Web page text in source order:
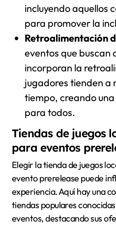
incluyendo aquellos
para promover la
Retroalimentación
eventos que buscan
incorporan la
jugadores tienden a
tiempo, creando
para todos.
Tiendas de juegos
para eventos
Elegir la tienda de juegos
evento prerelease puede
experiencia. Aquí hay una
tiendas populares
eventos, destacando sus